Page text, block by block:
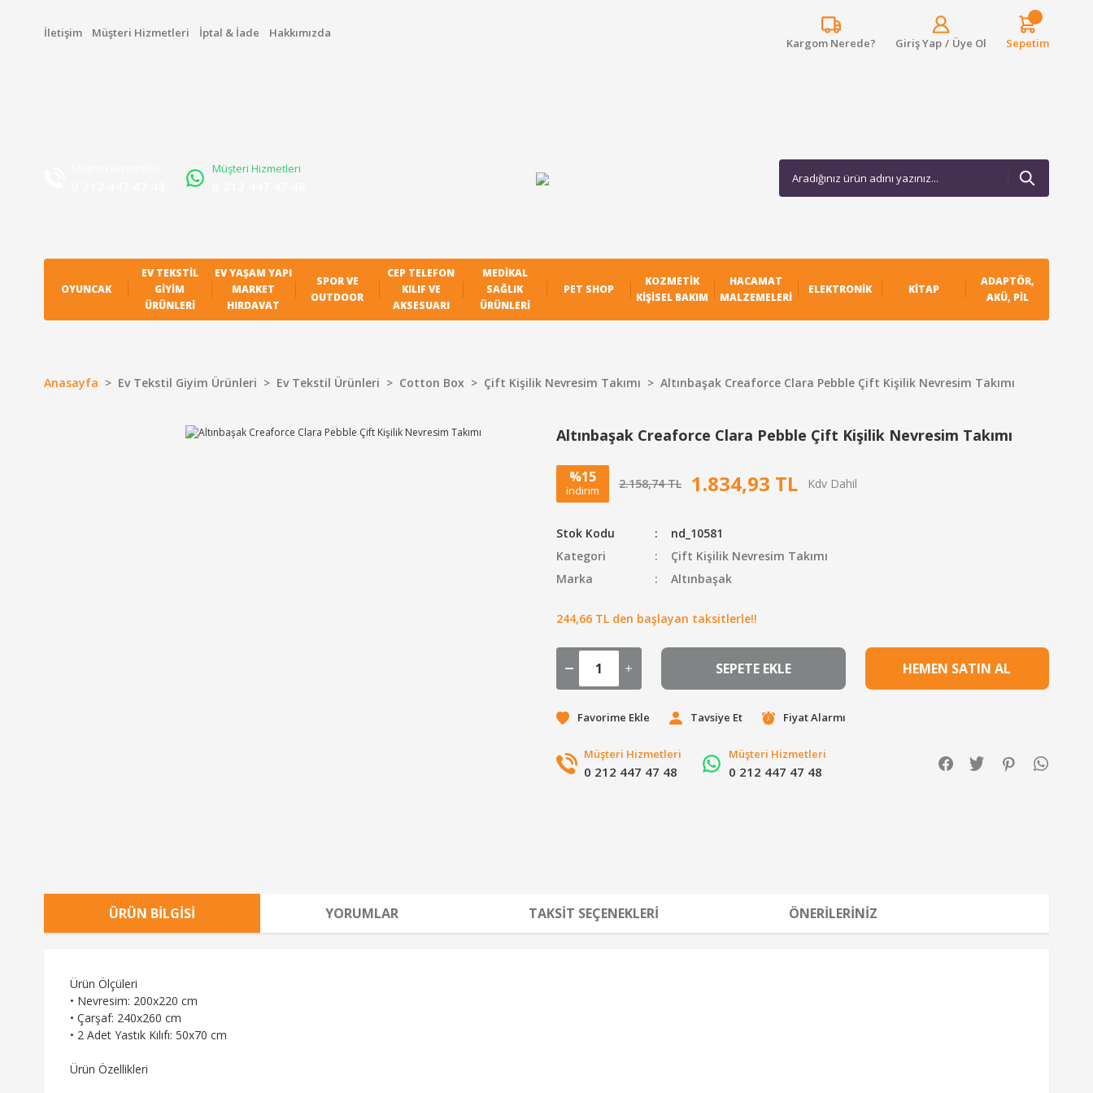
İletişim Müşteri Hizmetleri İptal & İade Hakkımızda
Kargom Nerede? Giriş Yap / Üye Ol Sepetim
Müşteri Hizmetleri
OYUNCAK
EV TEKSTIL
GIYIM
ÜRÜNLERI
EV YAŞAM YAPI
MARKET
HIRDAVAT
SPOR VE
OUTDOOR
CEP TELEFON
KILIF VE
AKSESUARI
MEDIKAL
SAĞLIK
ÜRÜNLERI
PET SHOP
KOZMETIK
KIŞISEL BAKIM
HACAMAT
MALZEMELERI
ELEKTRONIK KITAP
ADAPTÖR,
AKÜ, PIL
Anasayfa Ev Tekstil Giyim Ürünleri Ev Tekstil Ürünleri Cotton Box Çift Kişilik Nevresim Takımı Altınbaşak Creaforce Clara Pebble Çift Kişilik Nevresim Takımı
Altınbaşak Creaforce Clara Pebble Çift Kişilik Nevresim Takımı
%15
indirim 2.158,74 TL 1.834,93 TL
Stok Kodu
nd_10581
Kategori
Çift Kişilik Nevresim Takımı
Marka
Altınbaşak
244,66 TL den başlayan taksitlerle!!
SEPETE EKLE HEMEN SATIN AL
Tavsiye Et Fiyat Alarmı
Müşteri Hizmetleri
0 212 447 47 48
Müşteri Hizmetleri
0 212 447 47 48
ÜRÜN BILGISI YORUMLAR TAKSIT SEÇENEKLERI ÖNERILERINIZ
Ürün Ölçüleri
• Nevresim: 200x220 cm
• Çarşaf: 240x260 cm
• 2 Adet Yastık Kılıfı: 50x70 cm
Ürün Özellikleri